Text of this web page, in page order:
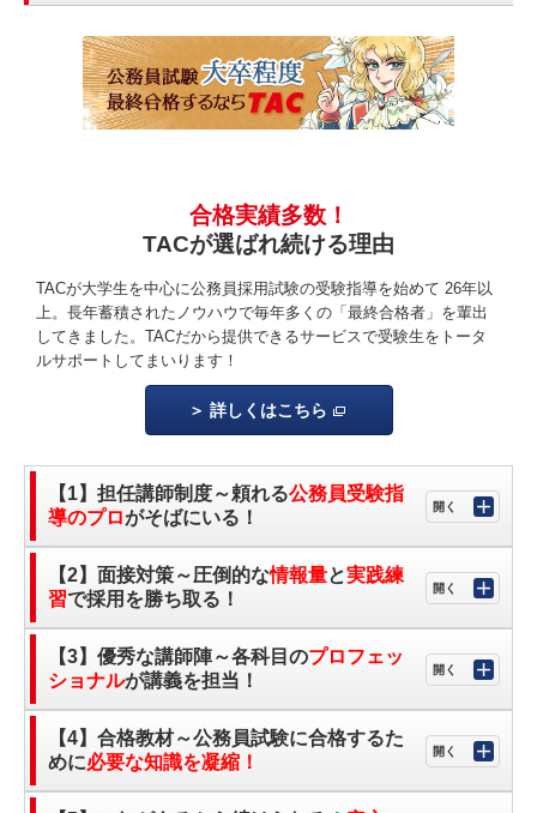
合格実績多数！
TACが選ばれ続ける理由
TACが大学生を中心に公務員採用試験の受験指導を始めて 26年以
上。長年蓄積されたノウハウで毎年多くの「最終合格者」を輩出
してきました。TACだから提供できるサービスで受験生をトータ
ルサポートしてまいります！
詳しくはこちら
【1】担任講師制度～頼れる公務員受験指
導のプロがそばにいる！
【2】面接対策～圧倒的な情報量と実践練
習で採用を勝ち取る！
【3】優秀な講師陣～各科目のプロフェッ
ショナルが講義を担当！
【4】合格教材～公務員試験に合格するた
めに必要な知識を凝縮！